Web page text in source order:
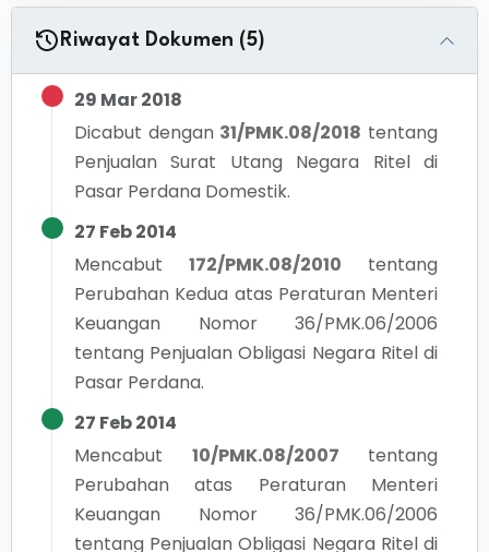
Riwayat Dokumen (5)
29 Mar 2018
Dicabut dengan 31/PMK.08/2018 tentang
Penjualan Surat Utang Negara Ritel di
Pasar Perdana Domestik.
27 Feb 2014
Mencabut
172/PMK.08/2010
tentang
Perubahan Kedua atas Peraturan Menteri
Keuangan Nomor 36/PMK.06/2006
tentang Penjualan Obligasi Negara Ritel di
Pasar Perdana.
27 Feb 2014
Mencabut
10/PMK.08/2007
tentang
Perubahan atas Peraturan Menteri
Keuangan Nomor 36/PMK.06/2006
tentang Penjualan Obligasi Negara Ritel di